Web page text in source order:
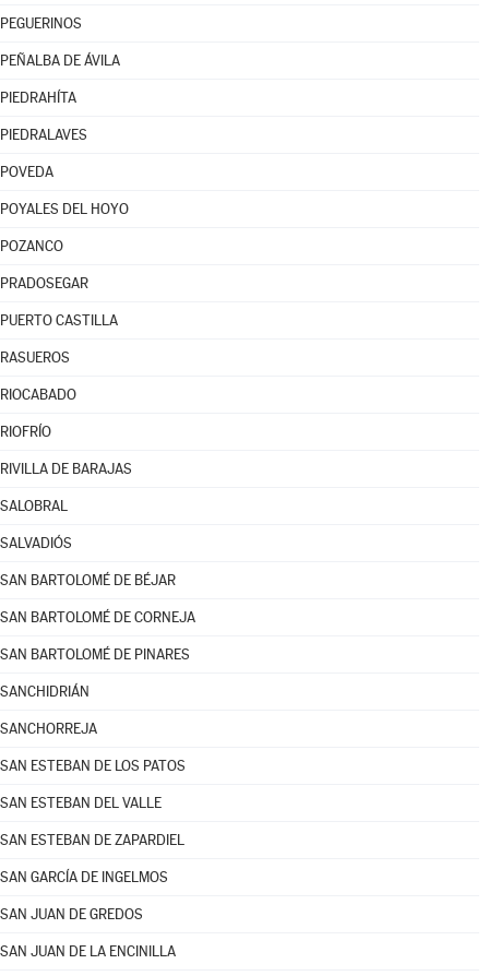
PEGUERINOS
PEÑALBA DE ÁVILA
PIEDRAHÍTA
PIEDRALAVES
POVEDA
POYALES DEL HOYO
POZANCO
PRADOSEGAR
PUERTO CASTILLA
RASUEROS
RIOCABADO
RIOFRÍO
RIVILLA DE BARAJAS
SALOBRAL
SALVADIÓS
SAN BARTOLOMÉ DE BÉJAR
SAN BARTOLOMÉ DE CORNEJA
SAN BARTOLOMÉ DE PINARES
SANCHIDRIÁN
SANCHORREJA
SAN ESTEBAN DE LOS PATOS
SAN ESTEBAN DEL VALLE
SAN ESTEBAN DE ZAPARDIEL
SAN GARCÍA DE INGELMOS
SAN JUAN DE GREDOS
SAN JUAN DE LA ENCINILLA